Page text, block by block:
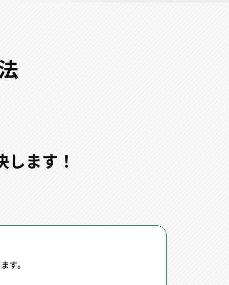
ます！
す。